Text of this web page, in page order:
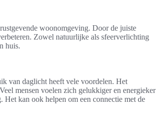
woonomgeving. Door de juiste
Zowel natuurlijke als sfeerverlichting
huis.
van daglicht heeft vele voordelen. Het
mensen voelen zich gelukkiger en energieker
kan ook helpen om een connectie met de